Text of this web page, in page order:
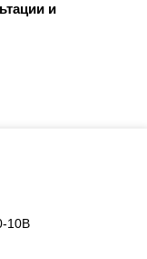
и
10В